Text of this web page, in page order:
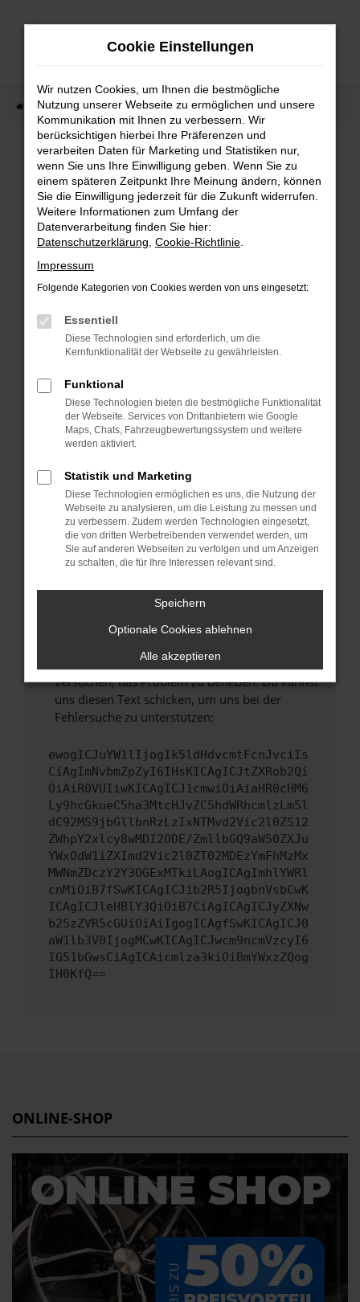
Zum
Startseite Fahrzeugverkauf Fahrzeug-Showroom
FEHLER: NETWORK ERROR
Beim Laden ist ein Fehler aufgetreten.
Hier sind ein paar Tipps, die dir helfen können:
Überprüfe deine Firewall und deine
Internetverbindung.
Laden andere Webseiten, zum Beispiel deine
Prüfe deine Browsererweiterungen.
Manche Erweiterungen, wie Werbeblocker,
verhindern. Funktioniert die Seite in einem
anderen Browser oder in einem privaten
Fenster?
Starte dein Gerät neu.
Probleme zu beheben.
Stelle sicher, dass dein Browser und dein
Betriebssystem auf dem neuesten Stand
sind.
Veraltete Software birgt nicht nur ein
Sicherheitsrisiko, sondern kann auch dazu
führen, dass bestimmte Funktionen nicht mehr
unterstützt werden.
Wende dich an den Webseitenbetreiber.
hast, kontaktiere uns bitte. Wir werden
versuchen, das Problem zu beheben. Du kannst
uns diesen Text schicken, um uns bei der
Fehlersuche zu unterstützen:
ewogICJuYW1lIjogIk5ldHdvcmtFcnJvciIs
CiAgImNvbmZpZyI6IHsKICAgICJtZXRob2Qi
OiAiR0VUIiwKICAgICJ1cmwiOiAiaHR0cHM6
Ly9hcGkueC5ha3MtcHJvZC5hdWRhcmlzLm5l
dC92MS9jbGllbnRzLzIxNTMvd2Vic2l0ZS12
ZWhpY2xlcy8wMDI2ODE/ZmllbGQ9aW50ZXJu
YWxOdW1iZXImd2Vic2l0ZT02MDEzYmFhMzMx
MWNmZDczY2Y3OGExMTkiLAogICAgImhlYWRl
cnMiOiB7fSwKICAgICJib2R5IjogbnVsbCwK
ICAgICJleHBlY3QiOiB7CiAgICAgICJyZXNw
b25zZVR5cGUiOiAiIgogICAgfSwKICAgICJ0
aW1lb3V0IjogMCwKICAgICJwcm9ncmVzcyI6
IG51bGwsCiAgICAicmlza3kiOiBmYWxzZQog
IH0KfQ==
ONLINE-SHOP
Cookie Einstellungen
Wir nutzen Cookies, um Ihnen die bestmögliche
Nutzung unserer Webseite zu ermöglichen und unsere
Kommunikation mit Ihnen zu verbessern. Wir
berücksichtigen hierbei Ihre Präferenzen und
verarbeiten Daten für Marketing und Statistiken nur,
wenn Sie uns Ihre Einwilligung geben. Wenn Sie zu
einem späteren Zeitpunkt Ihre Meinung ändern, können
Sie die Einwilligung jederzeit für die Zukunft widerrufen.
Weitere Informationen zum Umfang der
Datenverarbeitung finden Sie hier:
Datenschutzerklärung Cookie-Richtlinie
Impressum
Folgende Kategorien von Cookies werden von uns eingesetzt:
Essentiell
Diese Technologien sind erforderlich, um die
Kernfunktionalität der Webseite zu gewährleisten.
Funktional
Diese Technologien bieten die bestmögliche Funktionalität
der Webseite. Services von Drittanbietern wie Google
Maps, Chats, Fahrzeugbewertungssystem und weitere
werden aktiviert.
Statistik und Marketing
Diese Technologien ermöglichen es uns, die Nutzung der
Webseite zu analysieren, um die Leistung zu messen und
zu verbessern. Zudem werden Technologien eingesetzt,
die von dritten Werbetreibenden verwendet werden, um
Sie auf anderen Webseiten zu verfolgen und um Anzeigen
zu schalten, die für Ihre Interessen relevant sind.
Speichern
Optionale Cookies ablehnen
Alle akzeptieren